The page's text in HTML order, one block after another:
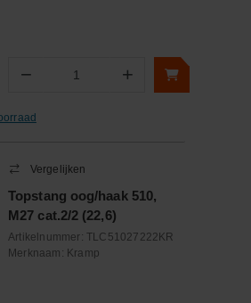
− Aantal +
Vergelijken
Topstang oog/haak 510,
M27 cat.2/2 (22,6)
Artikelnummer: TLC51027222KR
Merknaam: Kramp